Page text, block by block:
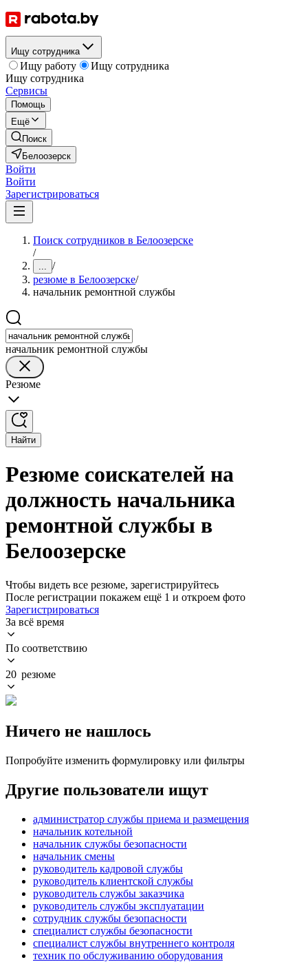
Ищу сотрудника
Ищу работу
Ищу сотрудника
Ищу сотрудника
Сервисы
Помощь
Ещё
Поиск
Белоозерск
Войти
Войти
Зарегистрироваться
Поиск сотрудников в Белоозерске
/
... /
резюме в Белоозерске/
начальник ремонтной службы
начальник ремонтной службы
Резюме
Найти
Резюме соискателей на
должность начальника
ремонтной службы в
Белоозерске
Чтобы видеть все резюме, зарегистрируйтесь
После регистрации покажем ещё 1 и откроем фото
Зарегистрироваться
За всё время
По соответствию
20 резюме
Ничего не нашлось
Попробуйте изменить формулировку или фильтры
Другие пользователи ищут
администратор службы приема и размещения
начальник котельной
начальник службы безопасности
начальник смены
руководитель кадровой службы
руководитель клиентской службы
руководитель службы заказчика
руководитель службы эксплуатации
сотрудник службы безопасности
специалист службы безопасности
специалист службы внутреннего контроля
техник по обслуживанию оборудования